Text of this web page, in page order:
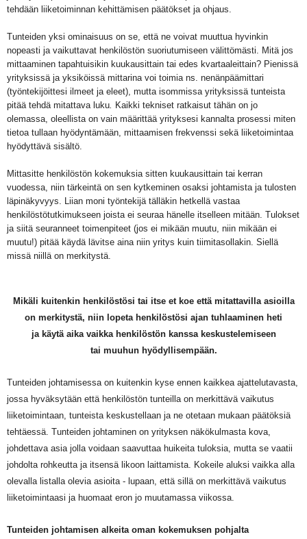
tehdään liiketoiminnan kehittämisen päätökset ja ohjaus.
Tunteiden yksi ominaisuus on se, että ne voivat muuttua hyvinkin
nopeasti ja vaikuttavat henkilöstön suoriutumiseen välittömästi. Mitä jos
mittaaminen tapahtuisikin kuukausittain tai edes kvartaaleittain? Pienissä
yrityksissä ja yksiköissä mittarina voi toimia ns. nenänpäämittari
(työntekijöittesi ilmeet ja eleet), mutta isommissa yrityksissä tunteista
pitää tehdä mitattava luku. Kaikki tekniset ratkaisut tähän on jo
olemassa, oleellista on vain määrittää yrityksesi kannalta prosessi miten
tietoa tullaan hyödyntämään, mittaamisen frekvenssi sekä liiketoimintaa
hyödyttävä sisältö.
Mittasitte henkilöstön kokemuksia sitten kuukausittain tai kerran
vuodessa, niin tärkeintä on sen kytkeminen osaksi johtamista ja tulosten
läpinäkyvyys. Liian moni työntekijä tälläkin hetkellä vastaa
henkilöstötutkimukseen joista ei seuraa hänelle itselleen mitään. Tulokset
ja siitä seuranneet toimenpiteet (jos ei mikään muutu, niin mikään ei
muutu!) pitää käydä lävitse aina niin yritys kuin tiimitasollakin. Siellä
missä niillä on merkitystä.
Mikäli kuitenkin henkilöstösi tai itse et koe että mitattavilla asioilla
on merkitystä, niin lopeta henkilöstösi ajan tuhlaaminen heti
ja käytä aika vaikka henkilöstön kanssa keskustelemiseen
tai muuhun hyödyllisempään.
Tunteiden johtamisessa on kuitenkin kyse ennen kaikkea ajattelutavasta,
jossa hyväksytään että henkilöstön tunteilla on merkittävä vaikutus
liiketoimintaan, tunteista keskustellaan ja ne otetaan mukaan päätöksiä
tehtäessä. Tunteiden johtaminen on yrityksen näkökulmasta kova,
johdettava asia jolla voidaan saavuttaa huikeita tuloksia, mutta se vaatii
johdolta rohkeutta ja itsensä likoon laittamista. Kokeile aluksi vaikka alla
olevalla listalla olevia asioita - lupaan, että sillä on merkittävä vaikutus
liiketoimintaasi ja huomaat eron jo muutamassa viikossa.
Tunteiden johtamisen alkeita oman kokemuksen pohjalta